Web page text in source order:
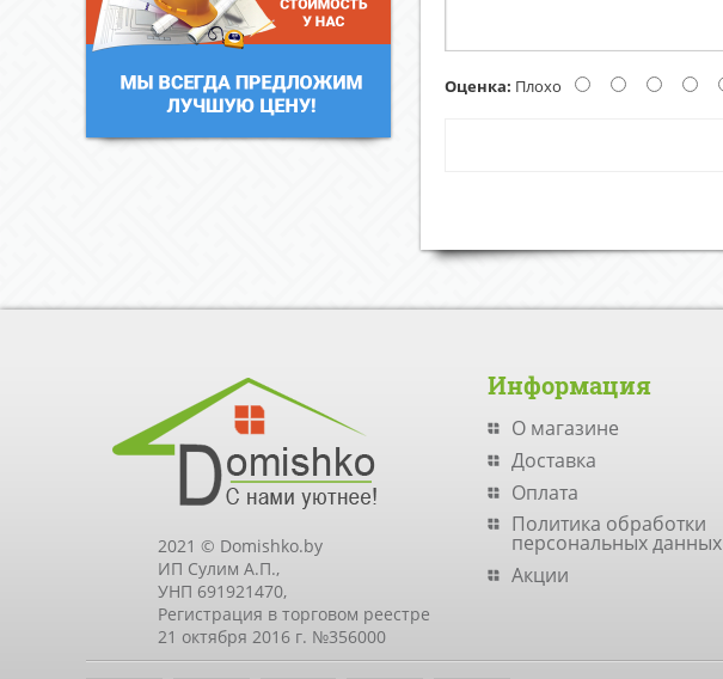
Оценка: Плохо
2021 © Domishko.by
ИП Сулим А.П.,
УНП 691921470,
Регистрация в торговом реестре
21 октября 2016 г. №356000
Информация
О магазине
Доставка
Оплата
Политика обработки
персональных данных
Акции